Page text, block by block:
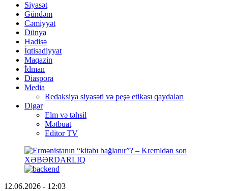
Siyasət
Gündəm
Cəmiyyət
Dünya
Hadisə
İqtisadiyyat
Maqazin
İdman
Diaspora
Media
Redaksiya siyasəti və peşə etikası qaydaları
Digər
Elm və təhsil
Mətbuat
Editor TV
12.06.2026 - 12:03